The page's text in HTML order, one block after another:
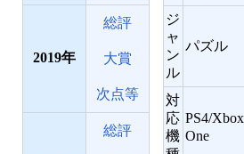
2019
総評
大賞
次点等
総評
ジ
ャ
ン
ル
パズル
対
応
機
PS4/Xbox
One